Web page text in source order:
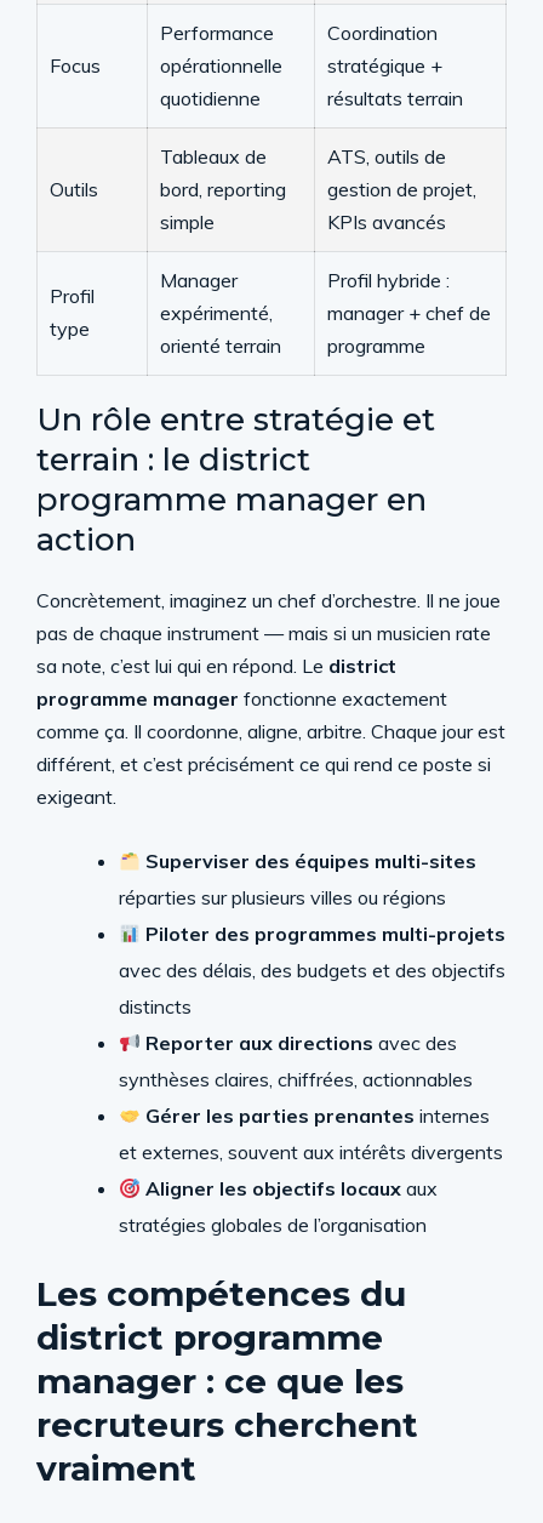
Focus
Performance
opérationnelle
quotidienne
Coordination
stratégique +
résultats terrain
Outils
Tableaux de
bord, reporting
simple
ATS, outils de
gestion de projet,
KPIs avancés
Profil
type
Manager
expérimenté,
orienté terrain
Profil hybride :
manager + chef de
programme
Un rôle entre stratégie et
terrain : le district
programme manager en
action
Concrètement, imaginez un chef d’orchestre. Il ne joue
pas de chaque instrument — mais si un musicien rate
sa note, c’est lui qui en répond. Le district
programme manager fonctionne exactement
comme ça. Il coordonne, aligne, arbitre. Chaque jour est
différent, et c’est précisément ce qui rend ce poste si
exigeant.
Superviser des équipes multi-sites
réparties sur plusieurs villes ou régions
Piloter des programmes multi-projets
avec des délais, des budgets et des objectifs
distincts
Reporter aux directions avec des
synthèses claires, chiffrées, actionnables
Gérer les parties prenantes internes
et externes, souvent aux intérêts divergents
Aligner les objectifs locaux aux
stratégies globales de l’organisation
Les compétences du
district programme
manager : ce que les
recruteurs cherchent
vraiment